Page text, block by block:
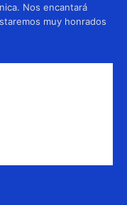
Nos encantará
muy honrados